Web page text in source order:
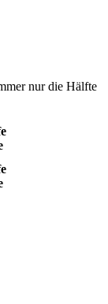
nur die Hälfte